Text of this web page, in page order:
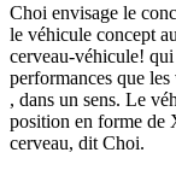
Choi envisage le
le véhicule concept
cerveau-véhicule!
performances que
, dans un sens. Le
position en forme de
cerveau, dit Choi.